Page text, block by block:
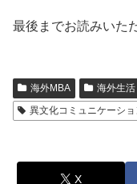
最後までお読みいた
海外MBA 海外生活
異文化コミュニケーショ
X